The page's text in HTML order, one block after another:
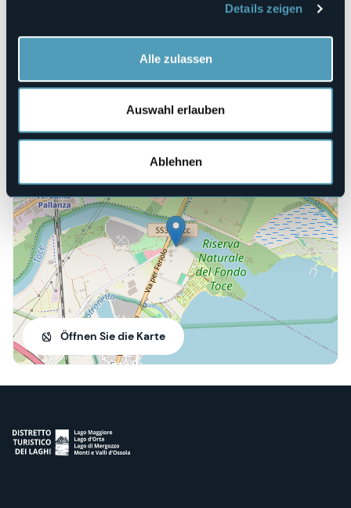
Details zeigen
Alle zulassen
Auswahl erlauben
Ablehnen
E-mail
Webseite
https://www.fattoriadeltoce.it/
Öffnen Sie die Karte